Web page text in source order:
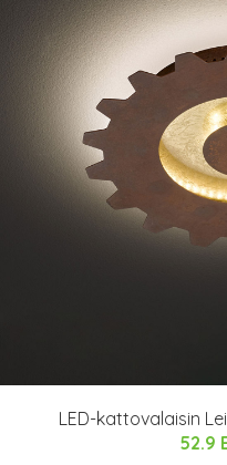
LED-kattovalaisin
52.9